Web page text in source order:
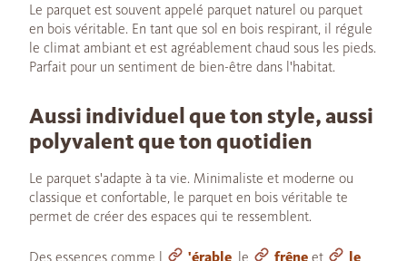
Le parquet est souvent appelé parquet naturel ou parquet
en bois véritable. En tant que sol en bois respirant, il régule
le climat ambiant et est agréablement chaud sous les pieds.
Parfait pour un sentiment de bien-être dans l'habitat.
Aussi individuel que ton style, aussi
polyvalent que ton quotidien
Le parquet s'adapte à ta vie. Minimaliste et moderne ou
classique et confortable, le parquet en bois véritable te
permet de créer des espaces qui te ressemblent.
Des essences comme l 'érable, le frêne et
le